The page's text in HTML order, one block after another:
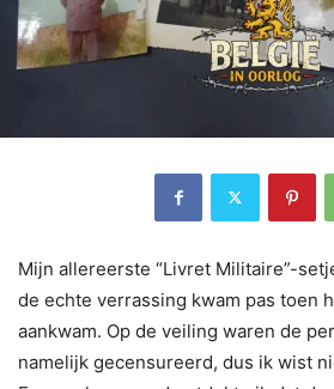
Mijn allereerste “Livret Militaire”-
de echte verrassing kwam pas toen
aankwam. Op de veiling waren de
namelijk gecensureerd, dus ik wist